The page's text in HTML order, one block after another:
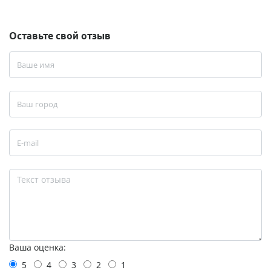
Оставьте свой отзыв
Ваша оценка:
5
4 3 2 1